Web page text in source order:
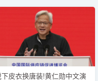
下皮衣换唐装!黄仁勋中文演